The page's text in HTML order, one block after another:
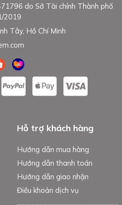
do Sở Tài chính Thành phố
2019
Tây, Hồ Chí Minh
Hỗ trợ khách hàng
Hướng dẫn mua hàng
Hướng dẫn thanh toán
Hướng dẫn giao nhận
Điều khoản dịch vụ